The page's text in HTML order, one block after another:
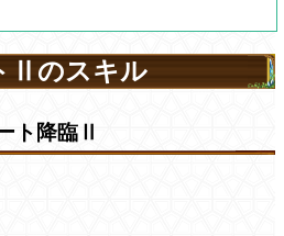
Ⅱのスキル
ト降臨Ⅱ